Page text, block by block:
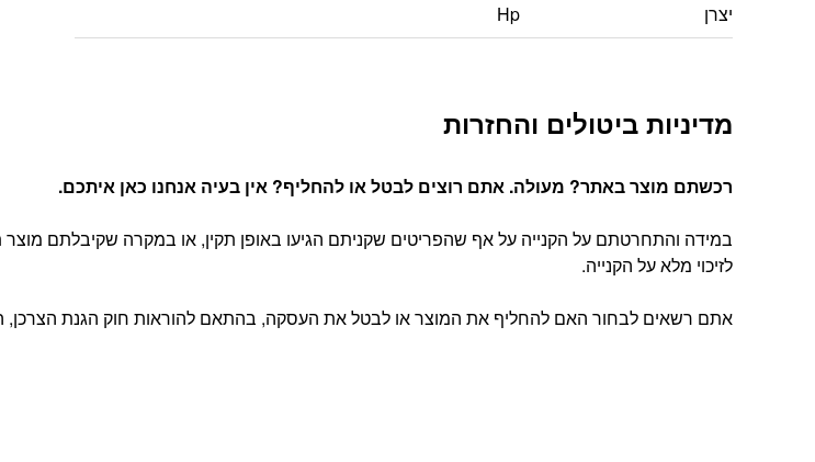
יצרן Hp
מדיניות ביטולים והחזרות
רכשתם מוצר באתר? מעולה. אתם רוצים לבטל או להחליף? אין בעיה אנחנו כאן איתכם.
במידה והתחרטתם על הקנייה על אף שהפריטים שקניתם הגיעו באופן תקין, או במקרה שקיבלתם
לזיכוי מלא על הקנייה.
אתם רשאים לבחור האם להחליף את המוצר או לבטל את העסקה, בהתאם להוראות חוק הגנת הצרכן, התשמ”א-1981 (להלן: “החוק”) ובהתאם